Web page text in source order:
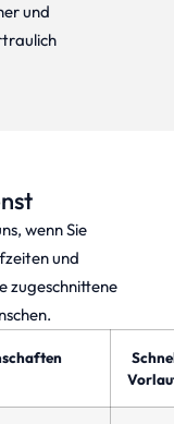
und
wenn Sie
und
zugeschnittene